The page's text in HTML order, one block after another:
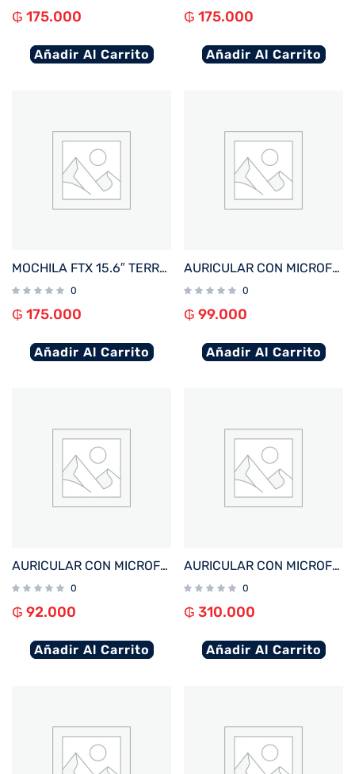
₲ 175.000
Añadir Al Carrito
₲ 175.000
Añadir Al Carrito
MOCHILA FTX 15.6″ TERRA-GN VERDE
0
₲ 175.000
Añadir Al Carrito
AURICULAR CON MICROFONO FTX H91-BK USB/MIC/NEGRO C/CONT VOL
0
₲ 99.000
Añadir Al Carrito
AURICULAR CON MICROFONO FTX H56-BK USB/MIC/NEGRO
0
₲ 92.000
Añadir Al Carrito
AURICULAR CON MICROFONO FTX H20-BG MIC/ANC+ENC/BT/TOUCH BEIGE
0
₲ 310.000
Añadir Al Carrito